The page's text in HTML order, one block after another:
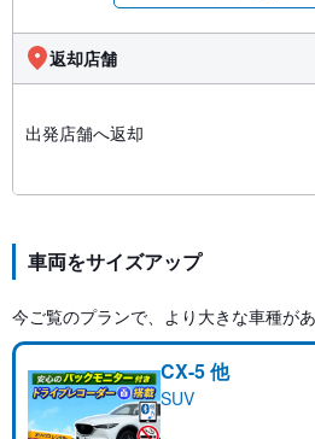
返却店舗
出発店舗へ返却
車両をサイズアップ
今ご覧のプランで、より大きな車種があ
CX-5 他
SUV